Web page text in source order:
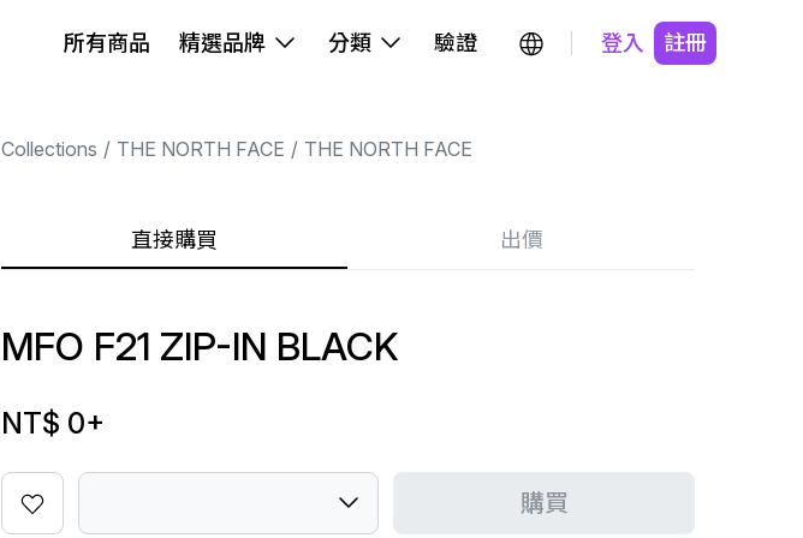
所有商品 精選品牌 分類 驗證 登入 註冊
Collections THE NORTH FACE THE NORTH FACE
直接購買 出價
MFO F21 ZIP-IN BLACK
NT$ 0+
購買